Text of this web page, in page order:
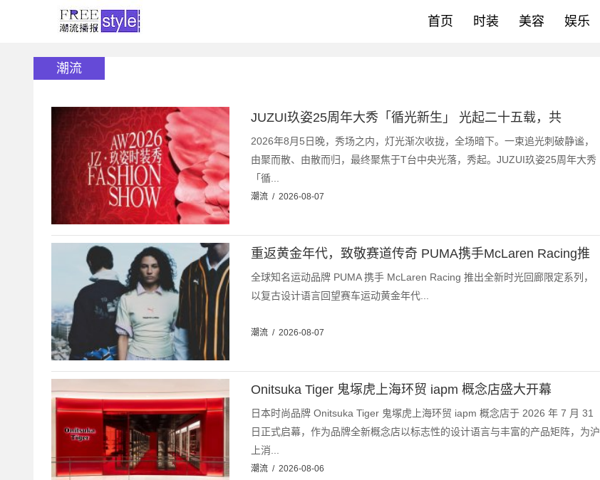
首页 时装 美容 娱乐
潮流
JUZUI玖姿25周年大秀「循光新生」 光起二十五载，共
2026年8月5日晚，秀场之内，灯光渐次收拢，全场暗下。一束追光刺破静谧，
由聚而散、由散而归，最终聚焦于T台中央光落，秀起。JUZUI玖姿25周年大秀
「循...
潮流 / 2026-08-07
重返黄金年代，致敬赛道传奇 PUMA携手McLaren Racing推
全球知名运动品牌 PUMA 携手 McLaren Racing 推出全新时光回廊限定系列，
以复古设计语言回望赛车运动黄金年代...
潮流 / 2026-08-07
Onitsuka Tiger 鬼塚虎上海环贸 iapm 概念店盛大开幕
日本时尚品牌 Onitsuka Tiger 鬼塚虎上海环贸 iapm 概念店于 2026 年 7 月 31
日正式启幕，作为品牌全新概念店以标志性的设计语言与丰富的产品矩阵，为沪
上消...
潮流 / 2026-08-06